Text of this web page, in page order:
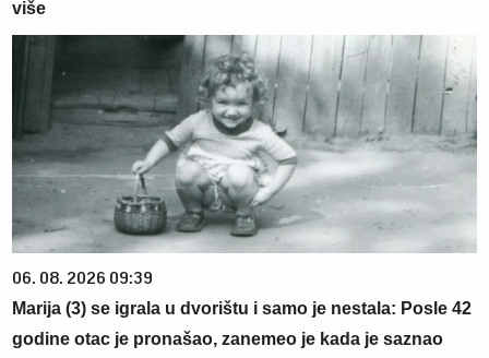
više
06. 08. 2026 09:39
Marija (3) se igrala u dvorištu i samo je nestala: Posle 42
godine otac je pronašao, zanemeo je kada je saznao